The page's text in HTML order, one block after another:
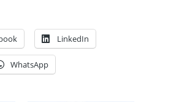
LinkedIn
WhatsApp